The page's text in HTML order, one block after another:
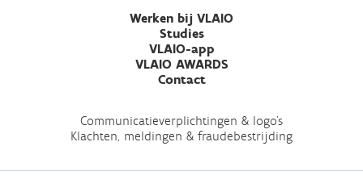
Werken bij VLAIO
Studies
VLAIO-app
VLAIO AWARDS
Contact
Communicatieverplichtingen & logo's
Klachten, meldingen & fraudebestrijding